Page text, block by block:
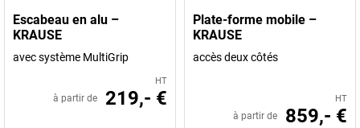
Escabeau en alu –
KRAUSE
avec système MultiGrip
HT
à partir de 219,- €
Plate-forme mobile –
KRAUSE
accès deux côtés
HT
à partir de 859,- €